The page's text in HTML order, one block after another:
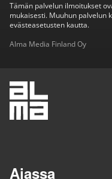
Tämän palvelun ilmoitukset
mukaisesti. Muuhun palvelun
evästeasetusten kautta.
Alma Media Finland Oy